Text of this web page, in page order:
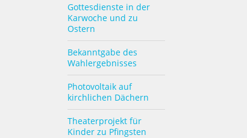
Gottesdienste in der
Karwoche und zu
Ostern
Bekanntgabe des
Wahlergebnisses
Photovoltaik auf
kirchlichen Dächern
Theaterprojekt für
Kinder zu Pfingsten